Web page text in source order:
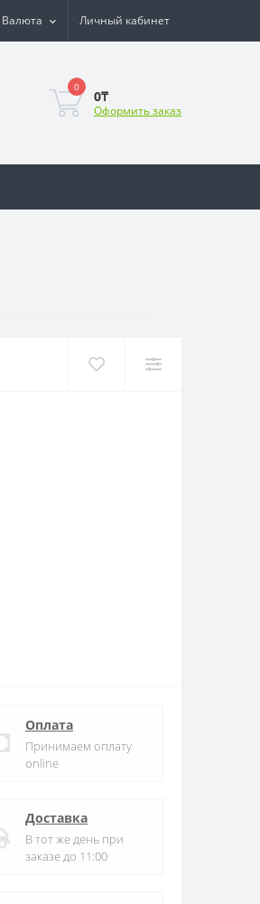
Валюта Личный кабинет
0
0₸
Оформить заказ
Оплата
Принимаем оплату
online
Доставка
В тот же день при
заказе до 11:00